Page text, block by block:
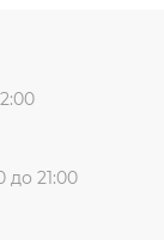
до 21:00